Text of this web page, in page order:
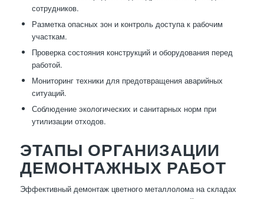
сотрудников.
Разметка опасных зон и контроль доступа к рабочим
участкам.
Проверка состояния конструкций и оборудования перед
работой.
Мониторинг техники для предотвращения аварийных
ситуаций.
Соблюдение экологических и санитарных норм при
утилизации отходов.
ЭТАПЫ ОРГАНИЗАЦИИ
ДЕМОНТАЖНЫХ РАБОТ
Эффективный демонтаж цветного металлолома на складах